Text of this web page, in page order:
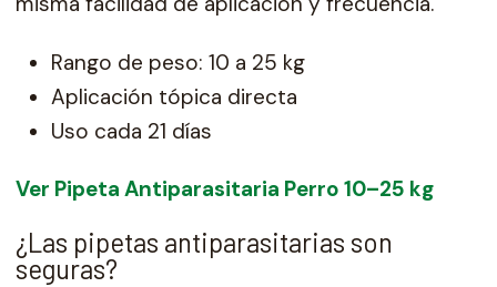
Rango de peso: 10 a 25 kg
Aplicación tópica directa
Uso cada 21 días
Ver Pipeta Antiparasitaria Perro 10–25 kg
¿Las pipetas antiparasitarias son
seguras?